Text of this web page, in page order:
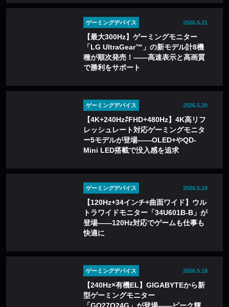
ゲーミングデバイス 2026.5.21
【最大300Hz】ゲーミングモニター
「LG UltraGear™」の新モデル計8機
種が順次発売！——高速表示と高画質
で勝利をサポート
ゲーミングデバイス 2026.5.20
【4K+240Hz⇄FHD+480Hz】4K高リフ
レッシュレート対応ゲーミングモニタ
ー5モデルが登場——OLED+やQD-
Mini LED搭載で没入感を追求
ゲーミングデバイス 2026.5.19
【120Hz+34インチ+曲面ワイド】ウル
トラワイドモニター「34U601B-B」が
登場——120Hz対応でゲームも仕事も
快適に
ゲーミングデバイス 2026.5.18
【240Hz×有機EL】GIGABYTEから新
型ゲーミングモニター